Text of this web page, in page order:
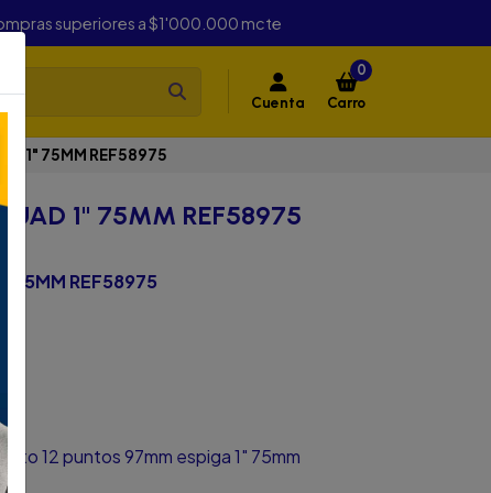
superiores a $1'000.000 mcte
Cuenta
0
Carro
1" 75MM REF58975
1" 75MM REF58975
75MM REF58975
12 puntos 97mm espiga 1" 75mm